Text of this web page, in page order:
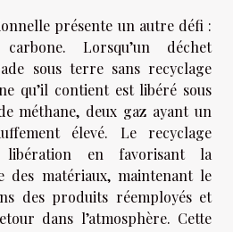
présente un autre défi :
Lorsqu’un déchet
sous terre sans recyclage
qu’il contient est libéré sous
méthane, deux gaz ayant un
élevé. Le recyclage
en favorisant la
des matériaux, maintenant le
des produits réemployés et
dans l’atmosphère. Cette